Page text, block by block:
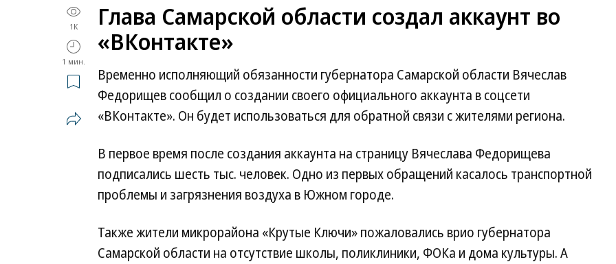
1K
1 мин.
Глава Самарской области создал аккаунт во
«ВКонтакте»
Временно исполняющий обязанности губернатора Самарской области Вячеслав
Федорищев сообщил о создании своего официального аккаунта в соцсети
«ВКонтакте». Он будет использоваться для обратной связи с жителями региона.
В первое время после создания аккаунта на страницу Вячеслава Федорищева
подписались шесть тыс. человек. Одно из первых обращений касалось транспортной
проблемы и загрязнения воздуха в Южном городе.
Также жители микрорайона «Крутые Ключи» пожаловались врио губернатора
Самарской области на отсутствие школы, поликлиники, ФОКа и дома культуры. А